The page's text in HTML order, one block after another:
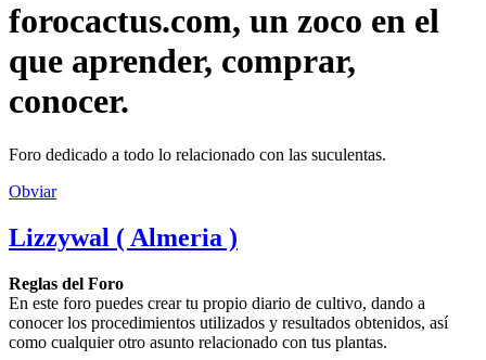
forocactus.com, un zoco en el
que aprender, comprar,
conocer.
Foro dedicado a todo lo relacionado con las suculentas.
Obviar
Lizzywal ( Almeria )
Reglas del Foro
En este foro puedes crear tu propio diario de cultivo, dando a
conocer los procedimientos utilizados y resultados obtenidos, así
como cualquier otro asunto relacionado con tus plantas.